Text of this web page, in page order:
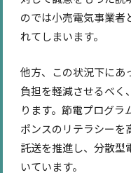
のでは小売電気事業者
れてしまいます。
他方、この状況下にあ
負担を軽減させるべく
ります。節電プログラ
ポンスのリテラシーを
託送を推進し、分散型
いています。